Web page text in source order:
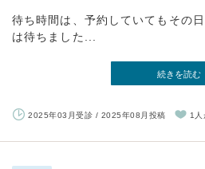
待ち時間は、予約していてもその
は待ちました...
続きを読む
2025年03月受診 / 2025年08月投稿 1人